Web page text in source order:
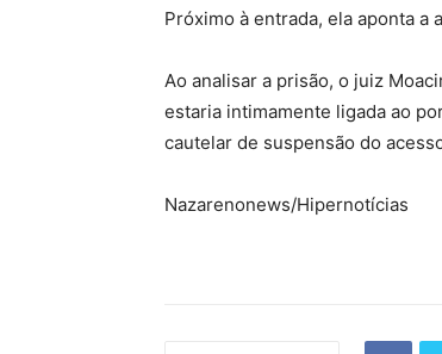
Próximo à entrada, ela aponta a
Ao analisar a prisão, o juiz
estaria intimamente ligada ao
cautelar de suspensão do
Nazarenonews/Hipernotícias